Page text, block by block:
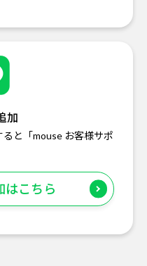
加
と「mouse お客様サポ
はこちら